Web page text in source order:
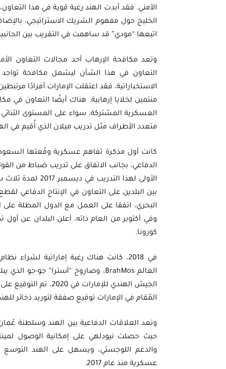
الأمني. فقد أبدت الهند رغبة قوية في هذا
الخليج حول مفهوم الشريك الاستراتيجي،
اتبعها “مودي” قد ساهمت في التقريب بين
وتعد مكافحة الإرهاب أحد مجالات التعاون
التعاون في هذا الشأن ليشمل مكافحة تواجد
الاستخباراتية، فقد اعتقلت الإمارات أفرادًا
منتمين لخلايا إرهابية. هناك أيضًا التعاون في
العسكرية المشتركة، سواء على المستوى
متعدد الأطراف مثل تدريب ميلان الذي أُقيم في
الدفاعي، بجانب الاتفاق على تدريب ضباط من
بين البلدين على التعاون في الإنتاج الدفاعي
البحري، اتفقا على العمل مع الدول المطلة
كورونا.
في 2018، كانت هناك رغبة إماراتية
المُقام في الإمارات توقيع صفقة لتوريد ذخائر
وتعد العلاقات الدفاعية بين الهند وسلطنة
حيث حصلت نيودلهي على إمكانية الوصول
والدعم اللوجستي، ويسهل على الهند
عسكرية منذ عام 2017.